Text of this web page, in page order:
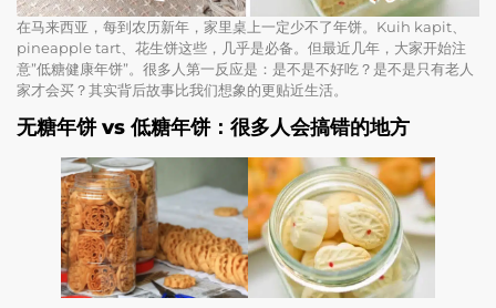
在马来西亚，每到农历新年，家里桌上一定少不了年饼。Kuih kapit、
pineapple tart、花生饼这些，几乎是必备。但最近几年，大家开始注
意”低糖健康年饼”。很多人第一反应是：是不是不好吃？是不是只有老人
家才会买？其实背后故事比我们想象的更贴近生活。
无糖年饼 vs 低糖年饼：很多人会搞错的地方